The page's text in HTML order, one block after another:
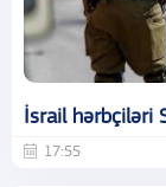
İsrail hərbçiləri
17:55